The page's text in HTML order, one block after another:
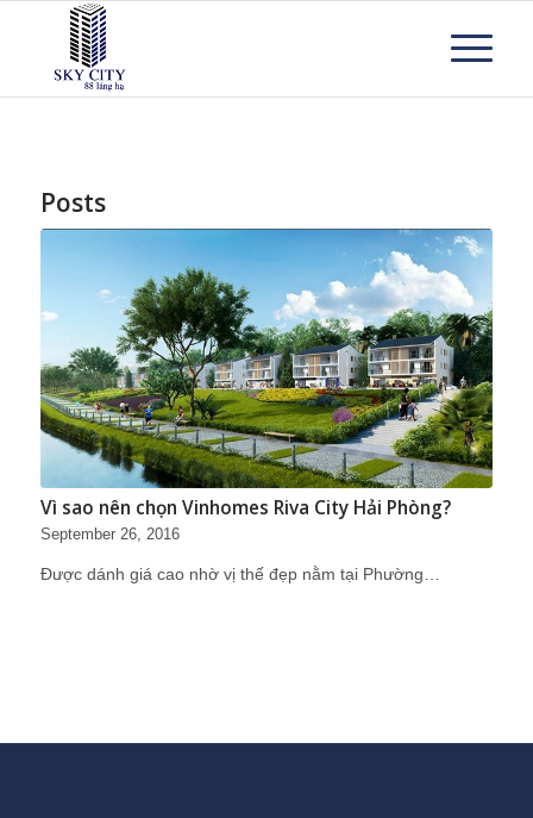
Posts
Vì sao nên chọn Vinhomes Riva City Hải Phòng?
September 26, 2016
Được dánh giá cao nhờ vị thế đẹp nằm tại Phường…